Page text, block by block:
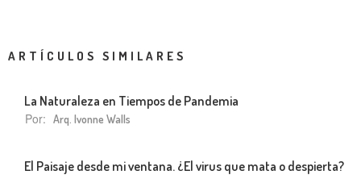
ARTÍCULOS SIMILARES
La Naturaleza en Tiempos de Pandemia
Por: Arq. Ivonne Walls
El Paisaje desde mi ventana. ¿El virus que mata o despierta?